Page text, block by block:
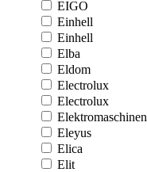
EIGO
Einhell
Einhell
Elba
Eldom
Electrolux
Electrolux
Elektromaschinen
Eleyus
Elica
Elit